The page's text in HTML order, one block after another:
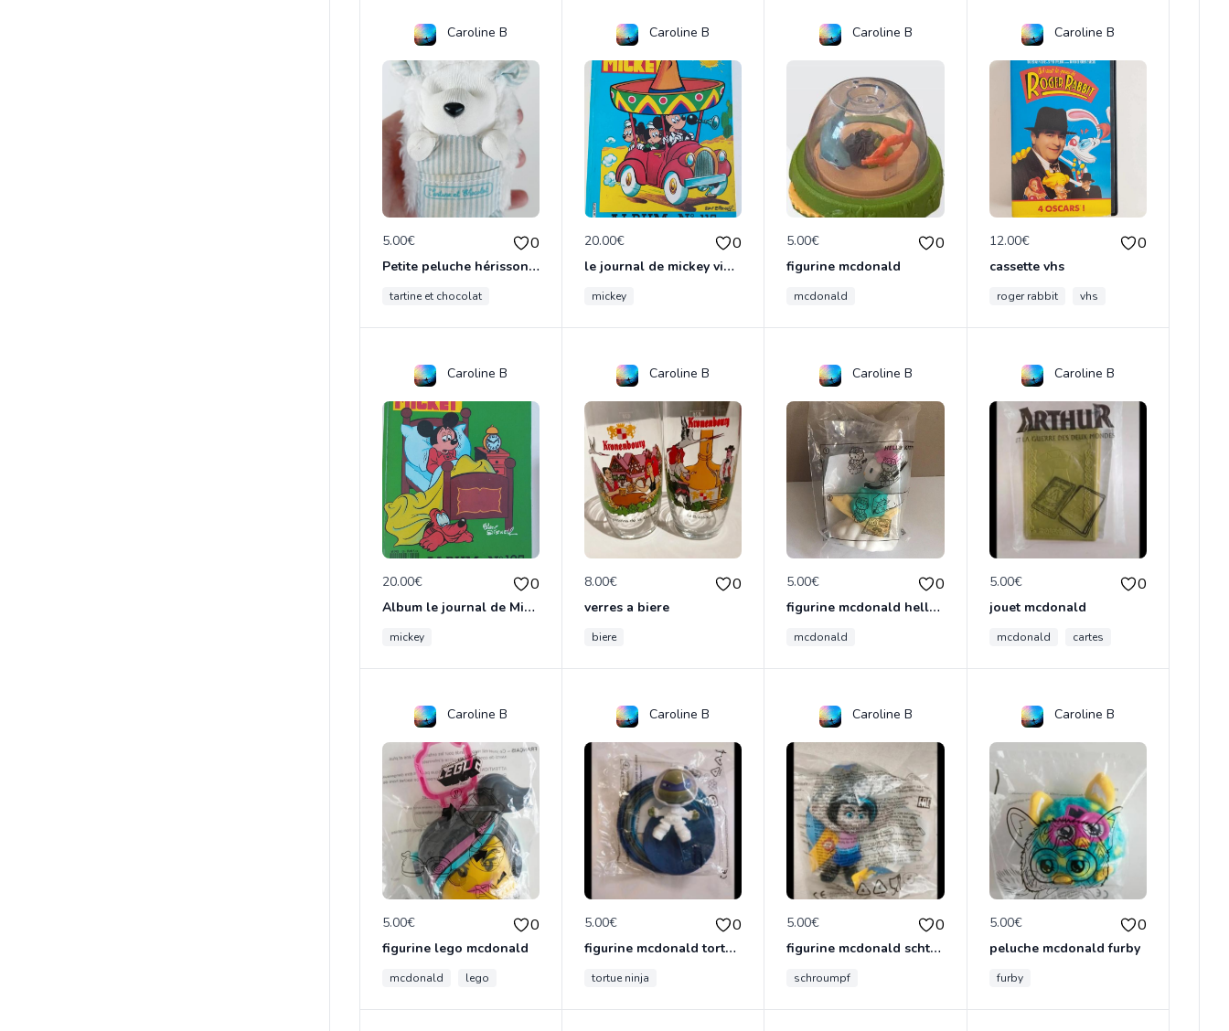
Caroline B
5.00€ 0
Petite peluche hérisson vintage tartine et chocolat
tartine et chocolat
Caroline B
20.00€ 0
le journal de mickey vintage
mickey
Caroline B
5.00€ 0
figurine mcdonald
mcdonald
Caroline B
12.00€ 0
cassette vhs
roger rabbit vhs
Caroline B
20.00€ 0
Album le journal de Mickey vintage ancien
mickey
Caroline B
8.00€ 0
verres a biere
biere
Caroline B
5.00€ 0
figurine mcdonald hello kitty
mcdonald
Caroline B
5.00€ 0
jouet mcdonald
mcdonald cartes
Caroline B
5.00€ 0
figurine lego mcdonald
mcdonald lego
Caroline B
5.00€ 0
figurine mcdonald tortue ninja
tortue ninja
Caroline B
5.00€ 0
figurine mcdonald schtroumpf
schroumpf
Caroline B
5.00€ 0
peluche mcdonald furby
furby